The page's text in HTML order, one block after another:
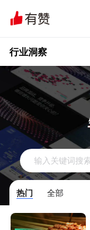
行业洞察
有赞说增长
私域日历
有赞说案例拆解
有赞成功案例
面对面聊增长
有赞春季发布会
热门 全部